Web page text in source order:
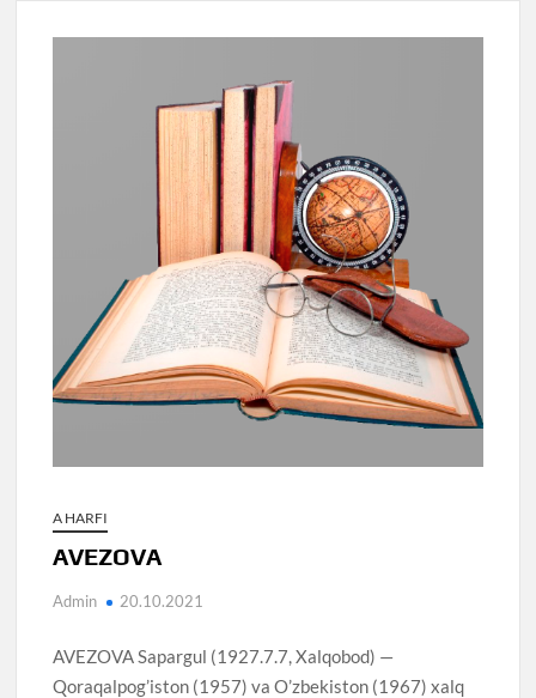
A HARFI
AVEZOVA
Admin 20.10.2021
AVEZOVA Sapargul (1927.7.7, Xalqobod) —
Qoraqalpog’iston (1957) va O’zbekiston (1967) xalq